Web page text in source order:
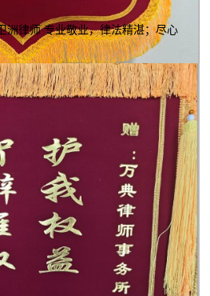
洲律师 专业敬业，律法精湛；尽心